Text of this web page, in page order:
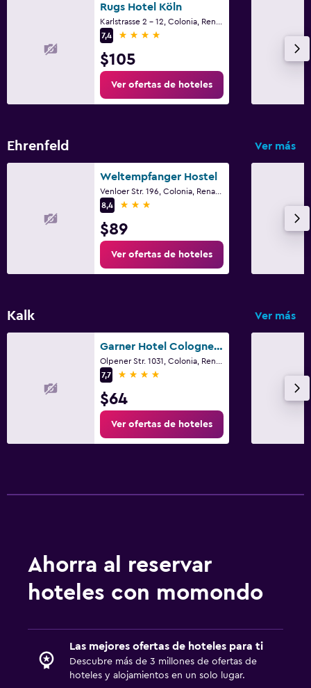
Rugs Hotel Köln
7,4
4 estrellas
$105
Ver ofertas de hoteles
Ehrenfeld Ver más
Weltempfanger Hostel
8,4
3 estrellas
$89
Ver ofertas de hoteles
Kalk Ver más
Garner Hotel Cologne East by IHG
7,7
4 estrellas
$64
Ver ofertas de hoteles
Ahorra al reservar
hoteles con momondo
Las mejores ofertas de hoteles para ti
Descubre más de 3 millones de ofertas de
hoteles y alojamientos en un solo lugar.